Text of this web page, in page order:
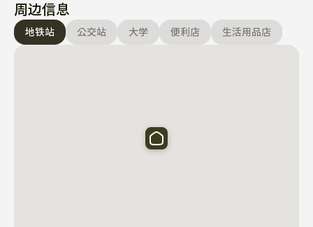
周边信息
地铁站 公交站 大学 便利店 生活用品店